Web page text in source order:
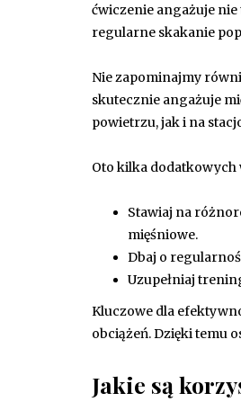
ćwiczenie angażuje nie
regularne skakanie
Nie zapominajmy
skutecznie angażuje
powietrzu, jak i na
Oto kilka dodatkowych
Stawiaj na
mięśniowe.
Dbaj o
Uzupełniaj
Kluczowe dla
obciążeń. Dzięki temu
Jakie są